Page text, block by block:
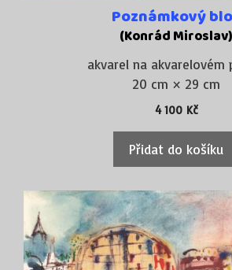
Poznámkový
(Konrád Miroslav)
akvarel na akvarelovém
20 cm × 29 cm
4 100 Kč
Přidat do košíku